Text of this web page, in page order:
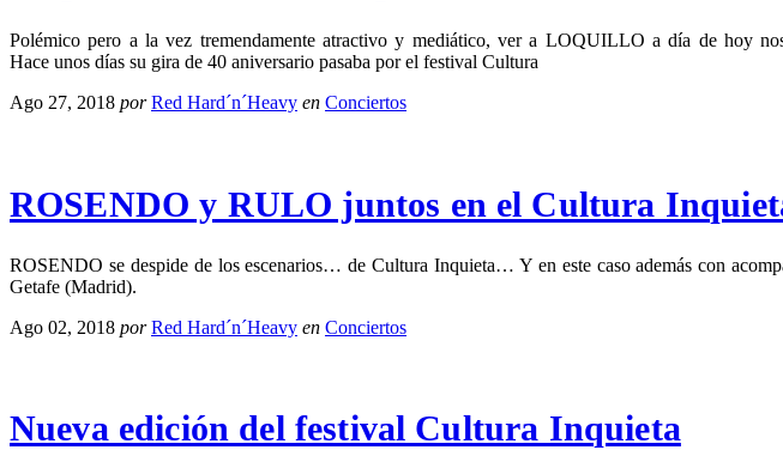
Polémico pero a la vez tremendamente atractivo y mediático, ver a LOQUILLO a día de hoy
Hace unos días su gira de 40 aniversario pasaba por el festival Cultura
Ago 27, 2018 por Red Hard´n´Heavy en Conciertos
ROSENDO y RULO juntos en el Cultura
ROSENDO se despide de los escenarios… de Cultura Inquieta… Y en este caso además con
Getafe (Madrid).
Ago 02, 2018 por Red Hard´n´Heavy en Conciertos
Nueva edición del festival Cultura Inquieta